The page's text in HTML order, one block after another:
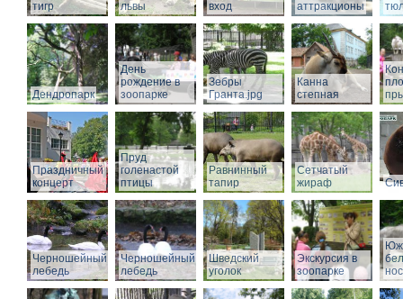
тигр
львы
вход
аттракционы
Дендропарк
День
рождение в
зоопарке
Зебры
Гранта.jpg
Канна
степная
Праздничный
концерт
Пруд
голенастой
птицы
Равнинный
тапир
Сетчатый
жираф
Черношейный
лебедь
Черношейный
лебедь
Шведский
уголок
Экскурсия в
зоопарке